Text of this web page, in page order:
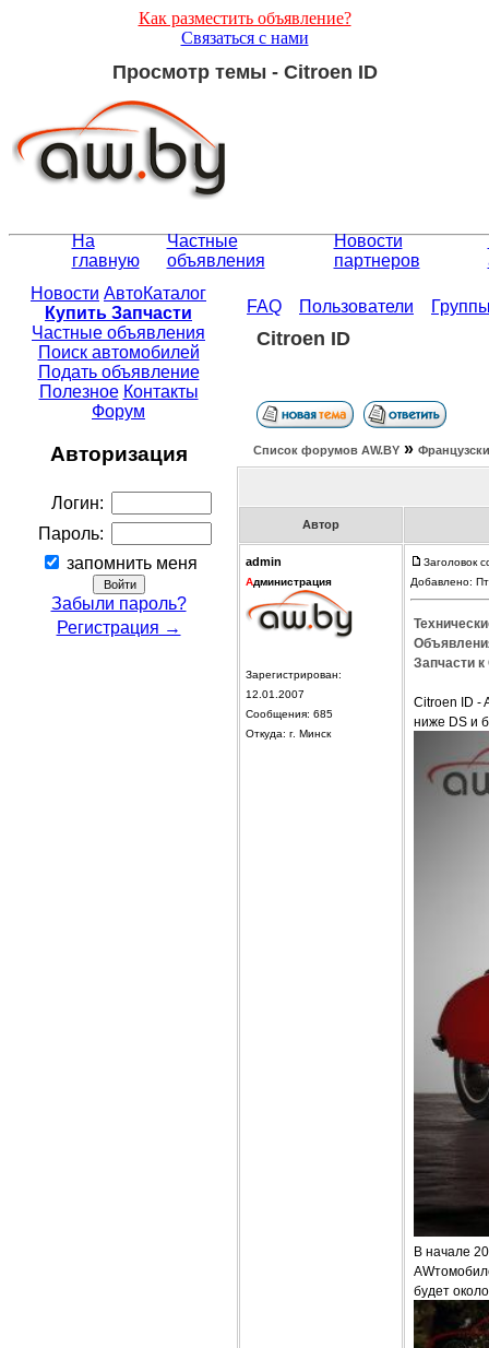
Как разместить объявление?
Связаться с нами
Просмотр темы - Citroen ID
На
главную
Частные
объявления
Новости
партнеров
Новости АвтоКаталог
Купить Запчасти
Частные объявления
Поиск автомобилей
Подать объявление
Полезное Контакты
Форум
Авторизация
Логин:
Пароль:
запомнить меня
Забыли пароль?
Регистрация →
FAQ Пользователи
Citroen ID
Список форумов АW.BY »
Автор
admin
Администрация
Зарегистрирован:
12.01.2007
Сообщения: 685
Откуда: г. Минск
Заголовок
Добавлено:
Запчасти к
Citroen ID -
ниже DS и
В начале
будет